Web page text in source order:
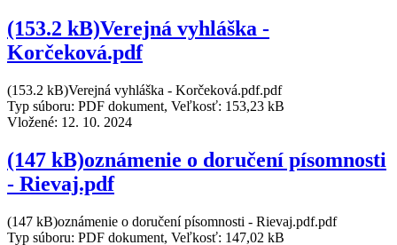
(153.2 kB)Verejná vyhláška -
Korčeková.pdf
(153.2 kB)Verejná vyhláška - Korčeková.pdf.pdf
Typ súboru: PDF dokument, Veľkosť: 153,23 kB
Vložené: 12. 10. 2024
(147 kB)oznámenie o doručení písomnosti
- Rievaj.pdf
(147 kB)oznámenie o doručení písomnosti - Rievaj.pdf.pdf
Typ súboru: PDF dokument, Veľkosť: 147,02 kB